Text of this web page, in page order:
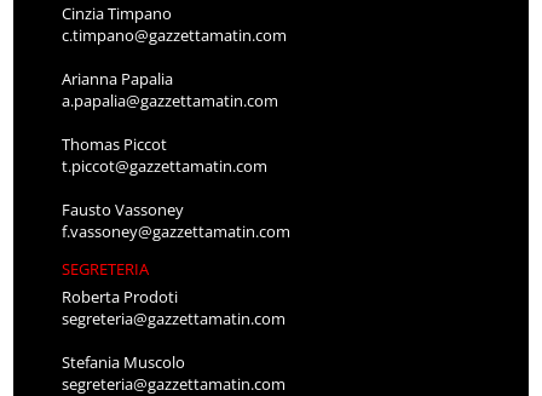
Cinzia Timpano
c.timpano@gazzettamatin.com
Arianna Papalia
a.papalia@gazzettamatin.com
Thomas Piccot
t.piccot@gazzettamatin.com
Fausto Vassoney
f.vassoney@gazzettamatin.com
SEGRETERIA
Roberta Prodoti
segreteria@gazzettamatin.com
Stefania Muscolo
segreteria@gazzettamatin.com